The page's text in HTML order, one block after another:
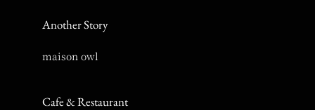
Another Story
maison owl
Cafe & Restaurant